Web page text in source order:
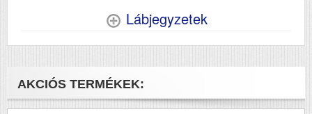
Lábjegyzetek
AKCIÓS TERMÉKEK: